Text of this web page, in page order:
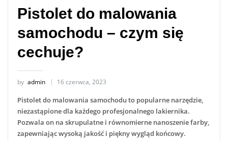
Pistolet do malowania
samochodu – czym się
cechuje?
by admin 16 czerwca, 2023
Pistolet do malowania samochodu to popularne narzędzie,
niezastąpione dla każdego profesjonalnego lakiernika.
Pozwala on na skrupulatne i równomierne nanoszenie farby,
zapewniając wysoką jakość i piękny wygląd końcowy.